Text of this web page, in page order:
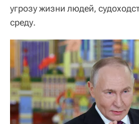
угрозу жизни людей,
среду.